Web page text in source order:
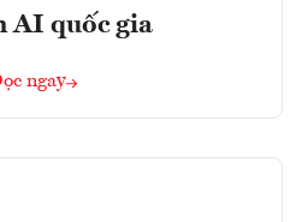
AI quốc gia
ngay